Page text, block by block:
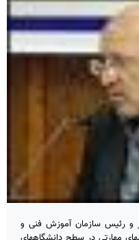
و رئیس سازمان آموزش فنی و